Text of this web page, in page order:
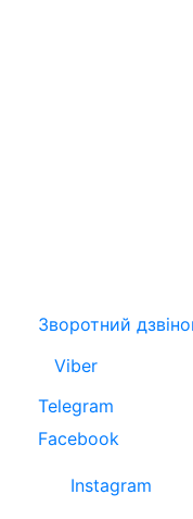
Зворотний
Viber
Telegram
Facebook
Instagram